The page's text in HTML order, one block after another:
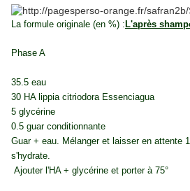
La formule originale (en %) : L'après
Phase A
35.5 eau
30 HA lippia citriodora Essenciagua
5 glycérine
0.5 guar conditionnante
Guar + eau. Mélanger et laisser en attente
s'hydrate.
Ajouter l'HA + glycérine et porter à 75°